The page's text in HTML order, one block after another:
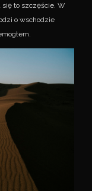
się to szczęście. W
o wschodzie